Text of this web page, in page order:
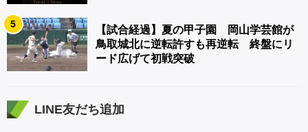
5
【試合経過】夏の甲子園 岡山学芸館が
鳥取城北に逆転許すも再逆転 終盤にリ
ード広げて初戦突破
LINE友だち追加